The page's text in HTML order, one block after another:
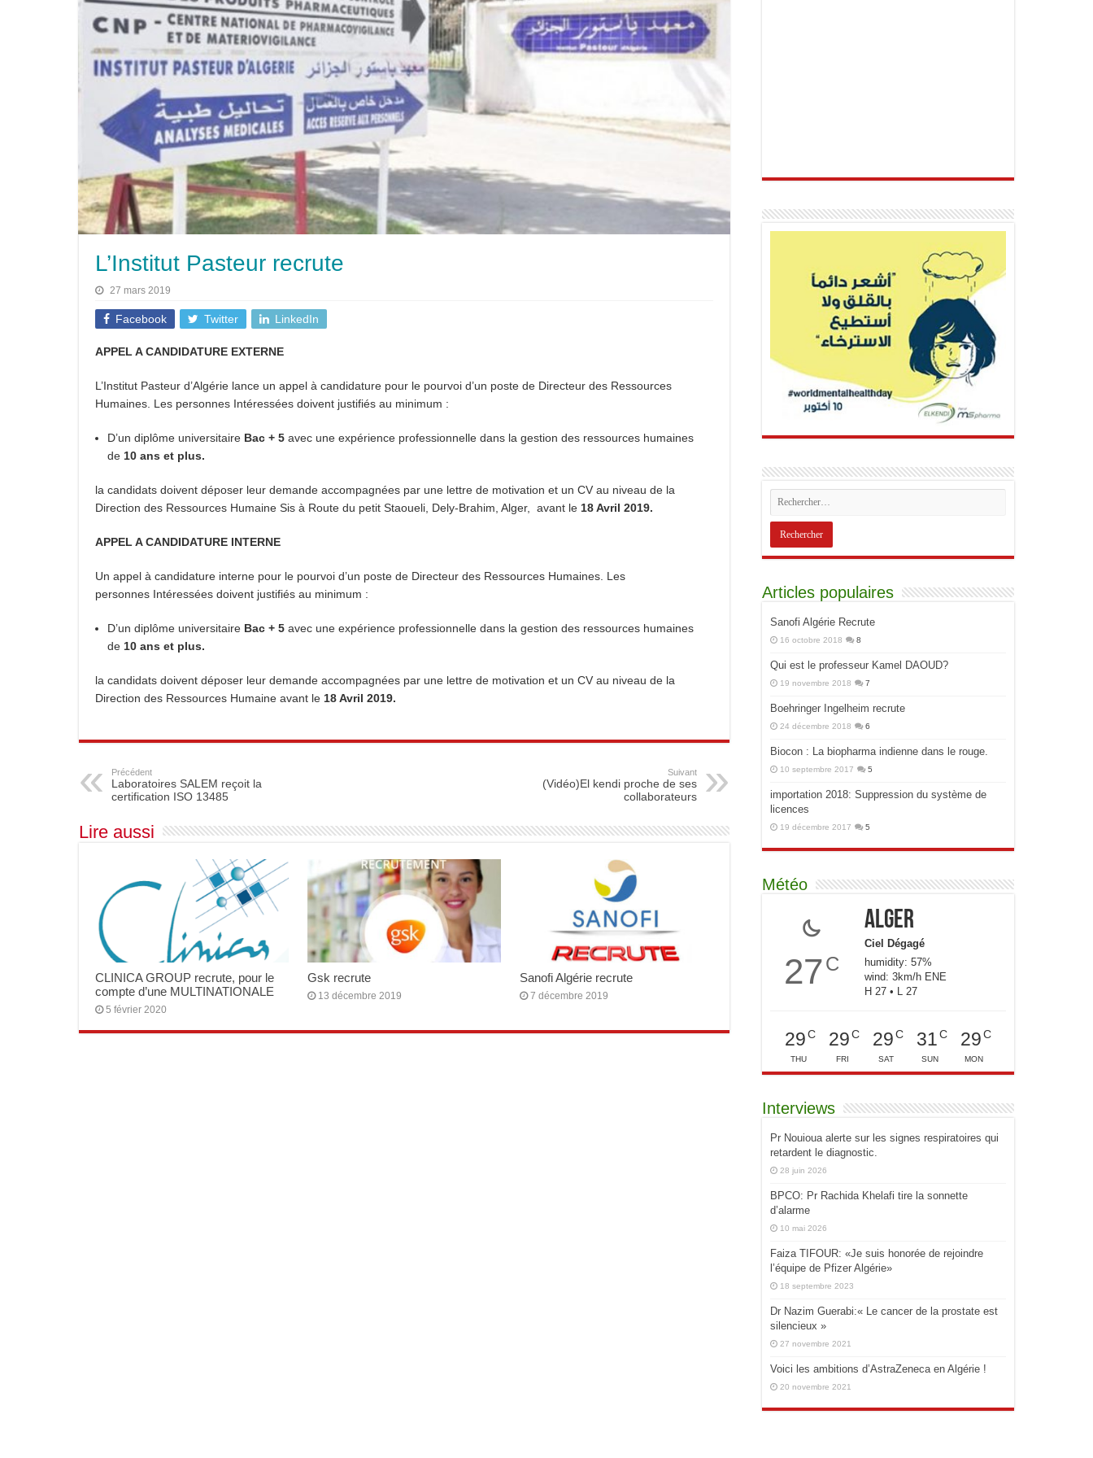
L’Institut Pasteur recrute
27 mars 2019
Facebook Twitter LinkedIn
APPEL A CANDIDATURE EXTERNE
L’Institut Pasteur d’Algérie lance un appel à candidature pour le pourvoi d’un poste de Directeur des Ressources
Humaines. Les personnes Intéressées doivent justifiés au minimum :
D’un diplôme universitaire Bac + 5 avec une expérience professionnelle dans la gestion des ressources humaines
de 10 ans et plus.
la candidats doivent déposer leur demande accompagnées par une lettre de motivation et un CV au niveau de la
Direction des Ressources Humaine Sis à Route du petit Staoueli, Dely-Brahim, Alger, avant le 18 Avril 2019.
APPEL A CANDIDATURE INTERNE
Un appel à candidature interne pour le pourvoi d’un poste de Directeur des Ressources Humaines. Les
personnes Intéressées doivent justifiés au minimum :
D’un diplôme universitaire Bac + 5 avec une expérience professionnelle dans la gestion des ressources humaines
de 10 ans et plus.
la candidats doivent déposer leur demande accompagnées par une lettre de motivation et un CV au niveau de la
Direction des Ressources Humaine avant le 18 Avril 2019.
Précédent
Laboratoires SALEM reçoit la
certification ISO 13485
Suivant
(Vidéo)El kendi proche de ses
collaborateurs
Lire aussi
CLINICA GROUP recrute, pour le
compte d’une MULTINATIONALE
5 février 2020
Gsk recrute
13 décembre 2019
Sanofi Algérie recrute
7 décembre 2019
Articles populaires
Sanofi Algérie Recrute
16 octobre 2018 8
Qui est le professeur Kamel DAOUD?
19 novembre 2018 7
Boehringer Ingelheim recrute
24 décembre 2018 6
Biocon : La biopharma indienne dans le rouge.
10 septembre 2017 5
importation 2018: Suppression du système de
licences
19 décembre 2017 5
Météo
27C
Alger
Ciel Dégagé
humidity: 57%
wind: 3km/h ENE
H 27 • L 27
29C
THU
29C
FRI
29C
SAT
31C
SUN
29C
MON
Interviews
Pr Nouioua alerte sur les signes respiratoires qui
retardent le diagnostic.
28 juin 2026
BPCO: Pr Rachida Khelafi tire la sonnette
d’alarme
10 mai 2026
Faiza TIFOUR: «Je suis honorée de rejoindre
l’équipe de Pfizer Algérie»
18 septembre 2023
Dr Nazim Guerabi:« Le cancer de la prostate est
silencieux »
27 novembre 2021
Voici les ambitions d’AstraZeneca en Algérie !
20 novembre 2021